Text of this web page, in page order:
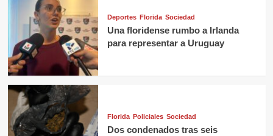
Deportes Florida Sociedad
Una floridense rumbo a Irlanda
para representar a Uruguay
Florida Policiales Sociedad
Dos condenados tras seis